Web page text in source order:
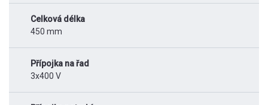
Celková délka
450 mm
Přípojka na řad
3x400 V